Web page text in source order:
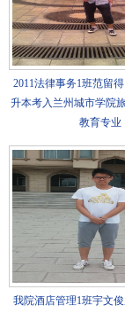
2011法律事务1班范留
升本考入兰州城市学院
教育专业
我院酒店管理1班宇文